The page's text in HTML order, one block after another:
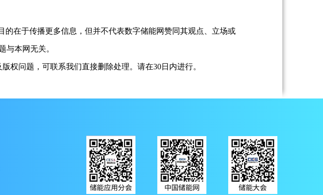
在于传播更多信息，但并不代表数字储能网赞同其观点、立场或
与本网无关。
权问题，可联系我们直接删除处理。请在30日内进行。